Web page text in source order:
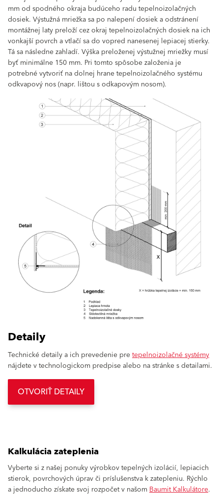
mm od spodného okraja budúceho radu tepelnoizolačných
dosiek. Výstužná mriežka sa po nalepení dosiek a odstránení
montážnej laty preloží cez okraj tepelnoizolačných dosiek na ich
vonkajší povrch a vtlačí sa do vopred nanesenej lepiacej stierky.
Tá sa následne zahladí. Výška preloženej výstužnej mriežky musí
byť minimálne 150 mm. Pri tomto spôsobe založenia je
potrebné vytvoriť na dolnej hrane tepelnoizolačného systému
odkvapový nos (napr. lištou s odkapovým nosom).
Detaily
Technické detaily a ich prevedenie pretepelnoizolačné systémy
nájdete v technologickom predpise alebo na stránke s detailami.
OTVORIŤ DETAILY
Kalkulácia zateplenia
Vyberte si z našej ponuky výrobkov tepelných izolácií, lepiacich
stierok, povrchových úprav či príslušenstva k zatepleniu. Rýchlo
a jednoducho získate svoj rozpočet v našomBaumit Kalkulátore.